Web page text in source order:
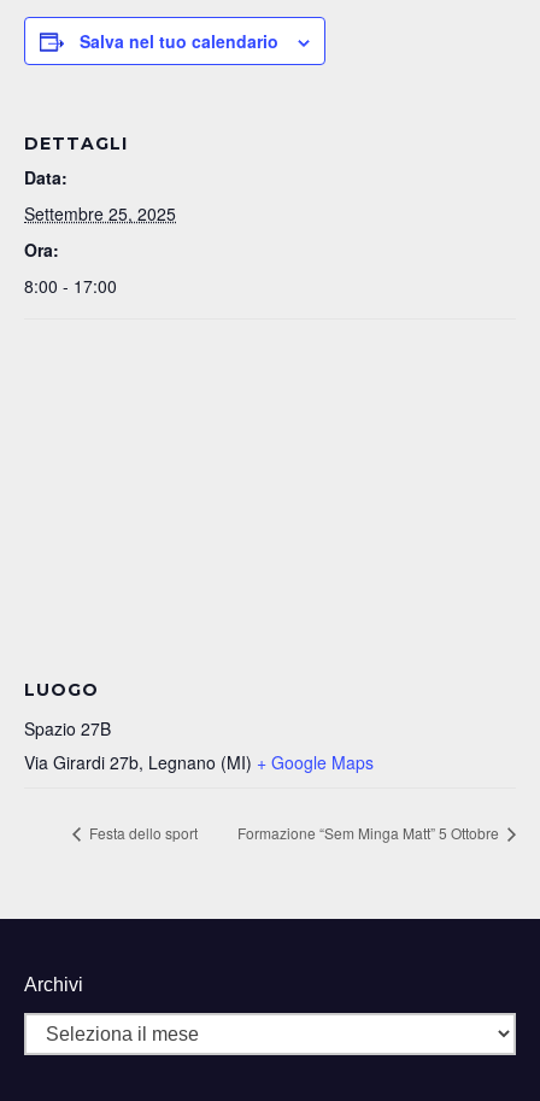
Salva nel tuo calendario
DETTAGLI
Data:
Settembre 25, 2025
Ora:
8:00 - 17:00
LUOGO
Spazio 27B
Via Girardi 27b, Legnano (MI) + Google Maps
Festa dello sport Formazione “Sem Minga Matt” 5 Ottobre
Archivi